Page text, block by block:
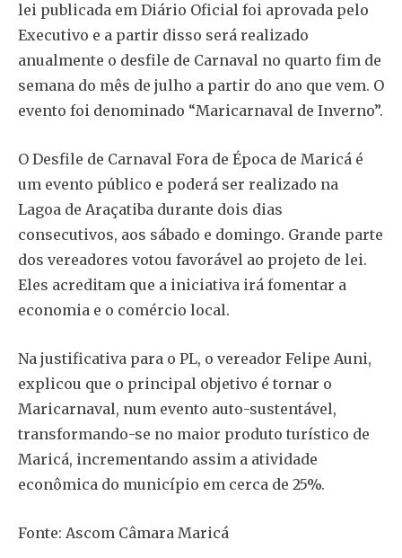
lei publicada em Diário Oficial foi aprovada pelo
Executivo e a partir disso será realizado
anualmente o desfile de Carnaval no quarto fim de
semana do mês de julho a partir do ano que vem. O
evento foi denominado “Maricarnaval de Inverno”.
O Desfile de Carnaval Fora de Época de Maricá é
um evento público e poderá ser realizado na
Lagoa de Araçatiba durante dois dias
consecutivos, aos sábado e domingo. Grande parte
dos vereadores votou favorável ao projeto de lei.
Eles acreditam que a iniciativa irá fomentar a
economia e o comércio local.
Na justificativa para o PL, o vereador Felipe Auni,
explicou que o principal objetivo é tornar o
Maricarnaval, num evento auto-sustentável,
transformando-se no maior produto turístico de
Maricá, incrementando assim a atividade
econômica do município em cerca de 25%.
Fonte: Ascom Câmara Maricá